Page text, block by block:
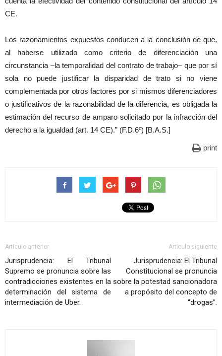
CE.
Los razonamientos expuestos conducen a la conclusión de que,
al haberse utilizado como criterio de diferenciación una
circunstancia –la temporalidad del contrato de trabajo– que por sí
sola no puede justificar la disparidad de trato si no viene
complementada por otros factores por si mismos diferenciadores
o justificativos de la razonabilidad de la diferencia, es obligada la
estimación del recurso de amparo solicitado por la infracción del
derecho a la igualdad (art. 14 CE).” (F.D.6º) [B.A.S.]
print
Artículo anterior
Jurisprudencia: El Tribunal
Supremo se pronuncia sobre las
contradicciones existentes en la
determinación del sistema de
intermediación de Uber.
Artículo siguiente
Jurisprudencia: El Tribunal
Constitucional se pronuncia
sobre la potestad sancionadora
a propósito del concepto de
“drogas”.